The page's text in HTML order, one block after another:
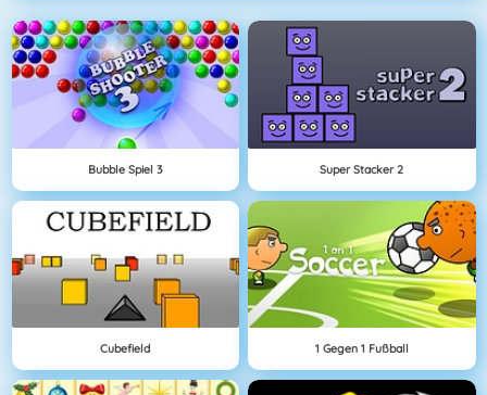
Bubble Spiel 3 Super Stacker 2
Cubefield 1 Gegen 1 Fußball